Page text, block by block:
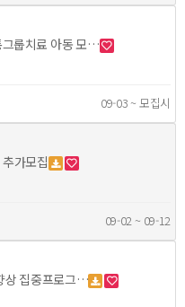
그룹치료 아동 모…
09-03 ~ 모집시
가모집
09-02 ~ 09-12
상 집중프로그…